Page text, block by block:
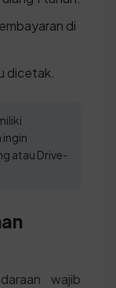
di
dicetak.
ingin
atau Drive-
wajib